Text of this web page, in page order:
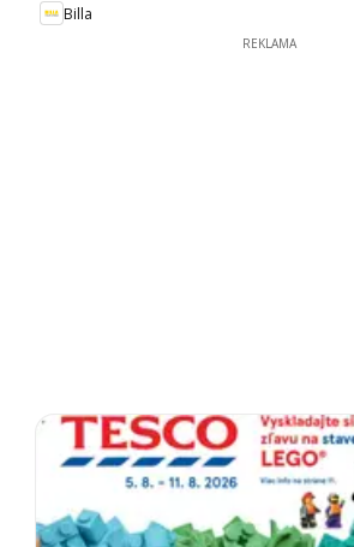
Billa
REKLAMA